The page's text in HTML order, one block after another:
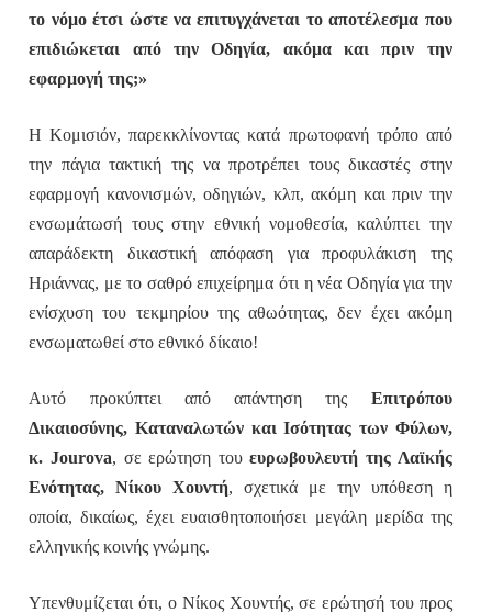
το νόμο έτσι ώστε να επιτυγχάνεται το αποτέλεσμα που
επιδιώκεται από την Οδηγία, ακόμα και πριν την
εφαρμογή της;»
Η Κομισιόν, παρεκκλίνοντας κατά πρωτοφανή τρόπο από
την πάγια τακτική της να προτρέπει τους δικαστές στην
εφαρμογή κανονισμών, οδηγιών, κλπ, ακόμη και πριν την
ενσωμάτωσή τους στην εθνική νομοθεσία, καλύπτει την
απαράδεκτη δικαστική απόφαση για προφυλάκιση της
Ηριάννας, με το σαθρό επιχείρημα ότι η νέα Οδηγία για την
ενίσχυση του τεκμηρίου της αθωότητας, δεν έχει ακόμη
ενσωματωθεί στο εθνικό δίκαιο!
Αυτό προκύπτει από απάντηση της Επιτρόπου
Δικαιοσύνης, Καταναλωτών και Ισότητας των Φύλων,
κ. Jourova, σε ερώτηση τουευρωβουλευτή της Λαϊκής
Ενότητας, Νίκου Χουντή, σχετικά με την υπόθεση η
οποία, δικαίως, έχει ευαισθητοποιήσει μεγάλη μερίδα της
ελληνικής κοινής γνώμης.
Υπενθυμίζεται ότι, ο Νίκος Χουντής, σε ερώτησή του προς